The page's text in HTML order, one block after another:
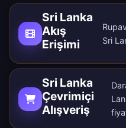
Sri Lanka
Akış
Erişimi
Sri
Sri Lanka
Çevrimiçi
Alışveriş